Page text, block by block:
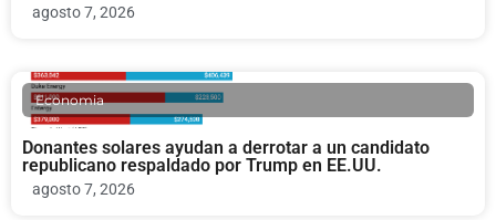
agosto 7, 2026
Economia
Donantes solares ayudan a derrotar a un candidato
republicano respaldado por Trump en EE.UU.
agosto 7, 2026